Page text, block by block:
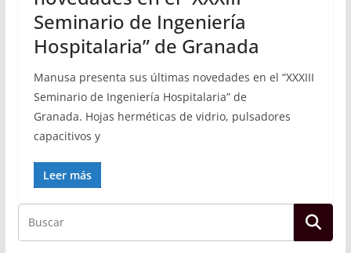
Seminario de Ingeniería
Hospitalaria” de Granada
Manusa presenta sus últimas novedades en el “XXXIII
Seminario de Ingeniería Hospitalaria” de
Granada. Hojas herméticas de vidrio, pulsadores
capacitivos y
Leer más